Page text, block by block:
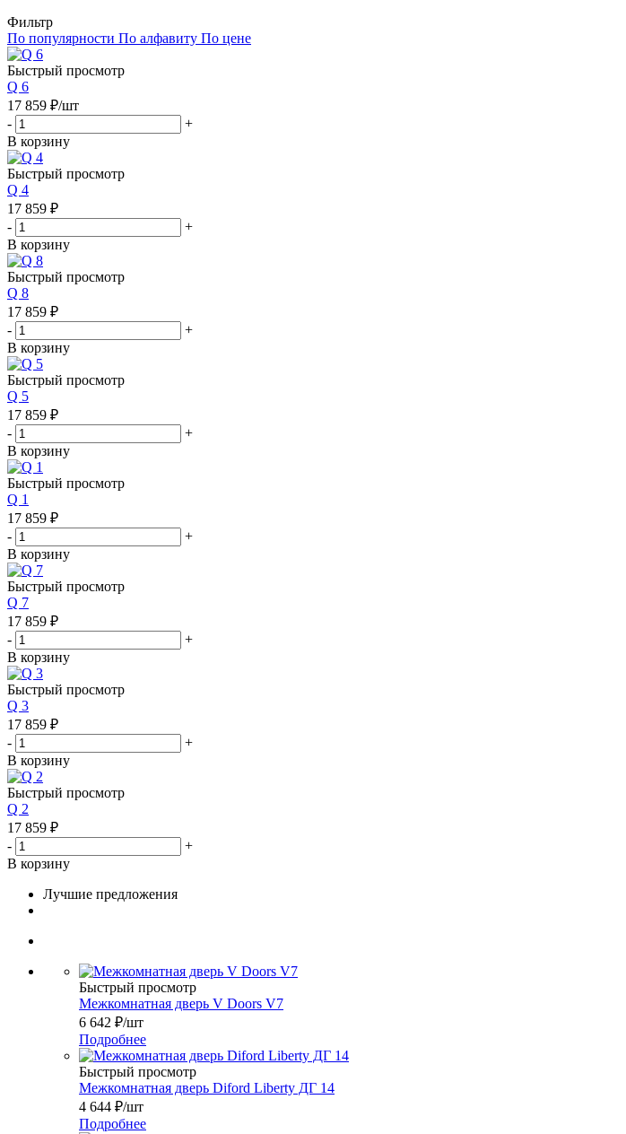
Фильтр
По популярности По алфавиту По цене
Быстрый просмотр
Q 6
17 859 ₽/шт
-
+
В корзину
Быстрый просмотр
Q 4
17 859 ₽
-
+
В корзину
Быстрый просмотр
Q 8
17 859 ₽
-
+
В корзину
Быстрый просмотр
Q 5
17 859 ₽
-
+
В корзину
Быстрый просмотр
Q 1
17 859 ₽
-
+
В корзину
Быстрый просмотр
Q 7
17 859 ₽
-
+
В корзину
Быстрый просмотр
Q 3
17 859 ₽
-
+
В корзину
Быстрый просмотр
Q 2
17 859 ₽
-
+
В корзину
Лучшие предложения
Быстрый просмотр
Межкомнатная дверь V Doors V7
6 642 ₽/шт
Подробнее
Быстрый просмотр
Межкомнатная дверь Diford Liberty ДГ 14
4 644 ₽/шт
Подробнее